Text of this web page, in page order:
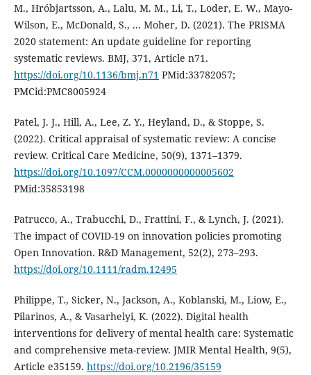
M., Hróbjartsson, A., Lalu, M. M., Li, T., Loder, E. W., Mayo-
Wilson, E., McDonald, S., ... Moher, D. (2021). The PRISMA
2020 statement: An update guideline for reporting
systematic reviews. BMJ, 371, Article n71.
https://doi.org/10.1136/bmj.n71 PMid:33782057;
PMCid:PMC8005924
Patel, J. J., Hill, A., Lee, Z. Y., Heyland, D., & Stoppe, S.
(2022). Critical appraisal of systematic review: A concise
review. Critical Care Medicine, 50(9), 1371–1379.
https://doi.org/10.1097/CCM.0000000000005602
PMid:35853198
Patrucco, A., Trabucchi, D., Frattini, F., & Lynch, J. (2021).
The impact of COVID-19 on innovation policies promoting
Open Innovation. R&D Management, 52(2), 273–293.
https://doi.org/10.1111/radm.12495
Philippe, T., Sicker, N., Jackson, A., Koblanski, M., Liow, E.,
Pilarinos, A., & Vasarhelyi, K. (2022). Digital health
interventions for delivery of mental health care: Systematic
and comprehensive meta-review. JMIR Mental Health, 9(5),
Article e35159. https://doi.org/10.2196/35159